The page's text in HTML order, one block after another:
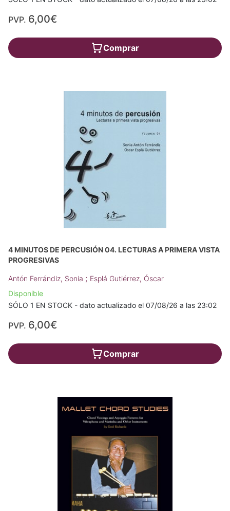
PVP. 6,00€
Comprar
4 MINUTOS DE PERCUSIÓN 04. LECTURAS A PRIMERA VISTA
PROGRESIVAS
Antón Ferrándiz, Sonia ; Esplá Gutiérrez, Óscar
Disponible
SÓLO 1 EN STOCK - dato actualizado el 07/08/26 a las 23:02
PVP. 6,00€
Comprar